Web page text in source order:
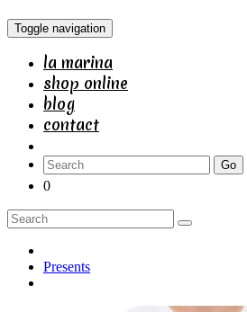
Toggle navigation
la marina
shop online
blog
contact
Go
0
Presents